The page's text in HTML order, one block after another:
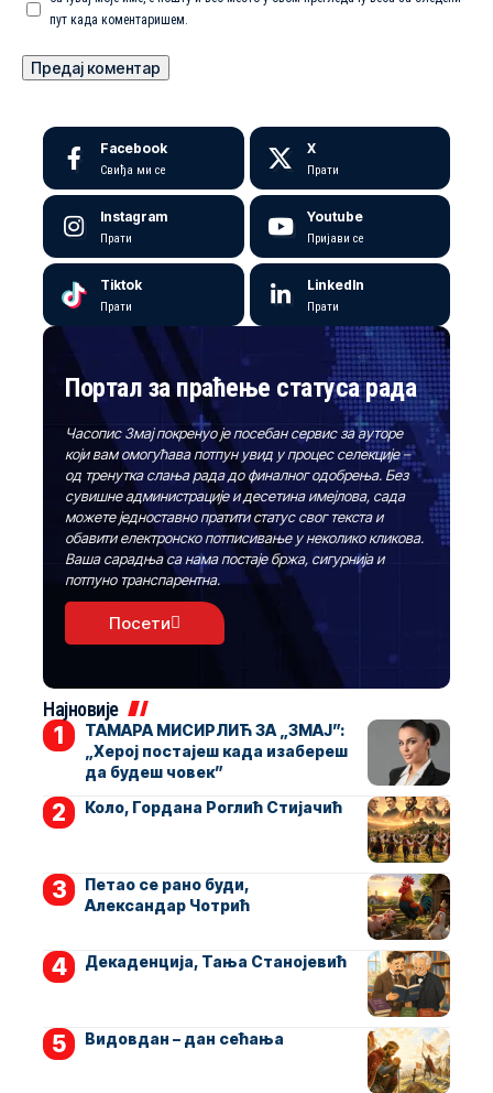
пут када коментаришем.
Facebook
Свиђа ми се
X
Прати
Instagram
Прати
Youtube
Пријави се
Tiktok
Прати
LinkedIn
Прати
Портал за праћење статуса рада
Часопис Змај покренуо је посебан сервис за ауторе
који вам омогућава потпун увид у процес селекције –
од тренутка слања рада до финалног одобрења. Без
сувишне администрације и десетина имејлова, сада
можете једноставно пратити статус свог текста и
обавити електронско потписивање у неколико кликова.
Ваша сарадња са нама постаје бржа, сигурнија и
потпуно транспарентна.
Посети
Најновије
ТАМАРА МИСИРЛИЋ ЗА „ЗМАЈ”:
„Херој постајеш када изабереш
да будеш човек”
Коло, Гордана Роглић Стијачић
Петао се рано буди,
Александар Чотрић
Декаденција, Тања Станојевић
Видовдан – дан сећања